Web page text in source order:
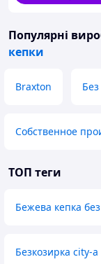
Популярні
кепки
Braxton
Собственное
ТОП теги
Бежева кепка
Безкозирка city-a